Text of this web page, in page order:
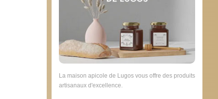
La maison apicole de Lugos vous offre des produits
artisanaux d'excellence.